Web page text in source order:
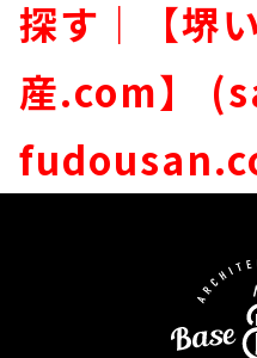
探す｜【堺
産.com】